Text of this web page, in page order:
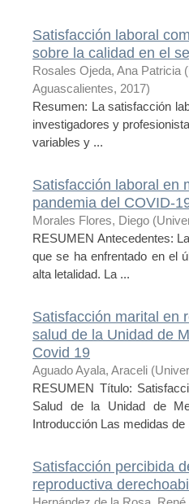
Satisfacción laboral
sobre la calidad en el
Rosales Ojeda, Ana Patricia (
Aguascalientes, 2017)
Resumen: La satisfacción
investigadores y
variables y ...
Satisfacción laboral en
pandemia del COVID-
Morales Flores, Diego (
RESUMEN Antecedentes:
que se ha enfrentado en el
alta letalidad. La ...
Satisfacción marital en
salud de la Unidad de
Covid 19
Aguado Ayala, Araceli (
RESUMEN Título:
Salud de la Unidad de
Introducción Las medidas de
Satisfacción percibida
reproductiva